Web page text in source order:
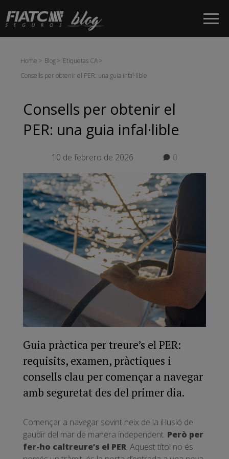
Salta al contingut principal
Home Blog
Etiquetas CA
Consells per obtenir el PER: una guia infal·lible
Consells per obtenir el
PER: una guia infal·lible
10 de febrero de 2026 0
Guia pràctica per treure’s el PER:
requisits, examen, pràctiques i
consells clau per començar a navegar
amb seguretat des del primer dia.
Començar a navegar sovint neix de la il·lusió de
gaudir del mar de manera independent. Però per
fer-ho caltreure’s el PER. Aquest títol no és